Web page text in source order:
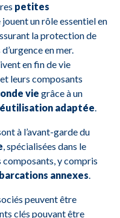
petites
jouent un rôle essentiel en
la protection de
en mer.
en fin de vie
leurs composants
vie grâce à un
adaptée.
à l’avant-garde du
, spécialisées dans le
composants, y compris
annexes.
peuvent être
clés pouvant être